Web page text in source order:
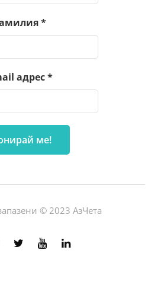
*
адрес*
© 2023 АзЧета